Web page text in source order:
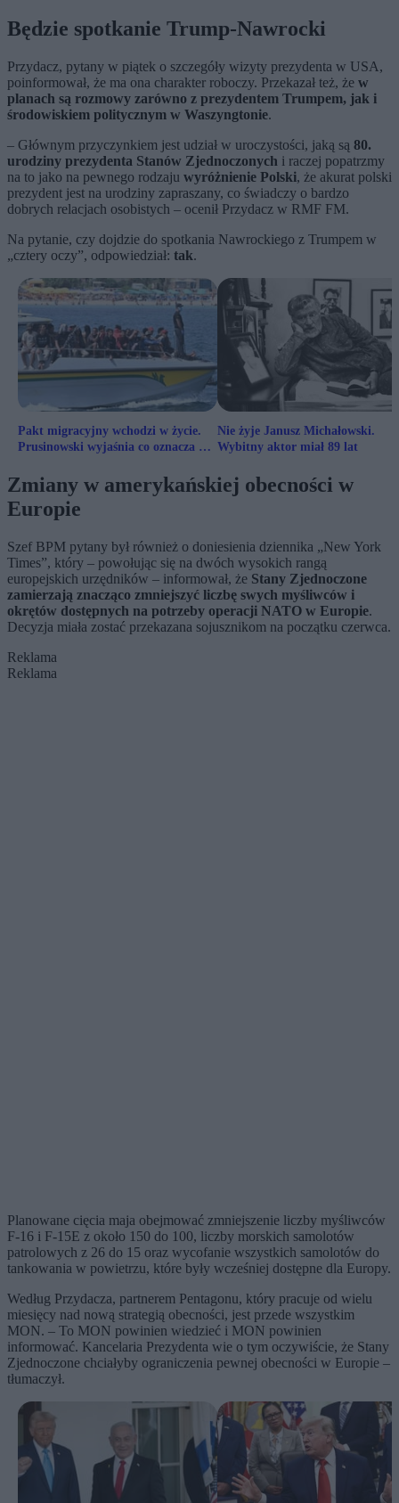
Będzie spotkanie Trump-Nawrocki
Przydacz, pytany w piątek o szczegóły wizyty prezydenta w USA,
poinformował, że ma ona charakter roboczy. Przekazał też, że w
planach są rozmowy zarówno z prezydentem Trumpem, jak i
środowiskiem politycznym w Waszyngtonie.
– Głównym przyczynkiem jest udział w uroczystości, jaką są 80.
urodziny prezydenta Stanów Zjednoczonych i raczej popatrzmy
na to jako na pewnego rodzaju wyróżnienie Polski, że akurat polski
prezydent jest na urodziny zapraszany, co świadczy o bardzo
dobrych relacjach osobistych – ocenił Przydacz w RMF FM.
Na pytanie, czy dojdzie do spotkania Nawrockiego z Trumpem w
„cztery oczy”, odpowiedział: tak.
Pakt migracyjny wchodzi w życie.
Prusinowski wyjaśnia co oznacza dla
Nie żyje Janusz Michałowski.
Wybitny aktor miał 89 lat
Zmiany w amerykańskiej obecności w
Europie
Szef BPM pytany był również o doniesienia dziennika „New York
Times”, który – powołując się na dwóch wysokich rangą
europejskich urzędników – informował, że Stany Zjednoczone
zamierzają znacząco zmniejszyć liczbę swych myśliwców i
okrętów dostępnych na potrzeby operacji NATO w Europie.
Decyzja miała zostać przekazana sojusznikom na początku czerwca.
Reklama
Reklama
Planowane cięcia maja obejmować zmniejszenie liczby myśliwców
F-16 i F-15E z około 150 do 100, liczby morskich samolotów
patrolowych z 26 do 15 oraz wycofanie wszystkich samolotów do
tankowania w powietrzu, które były wcześniej dostępne dla Europy.
Według Przydacza, partnerem Pentagonu, który pracuje od wielu
miesięcy nad nową strategią obecności, jest przede wszystkim
MON. – To MON powinien wiedzieć i MON powinien
informować. Kancelaria Prezydenta wie o tym oczywiście, że Stany
Zjednoczone chciałyby ograniczenia pewnej obecności w Europie –
tłumaczył.